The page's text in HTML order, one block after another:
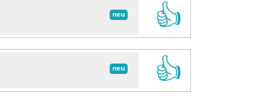
neu
👍
neu
👍